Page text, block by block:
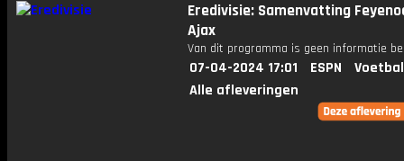
Eredivisie: Samenvatting
Ajax
Van dit programma is geen informatie
07-04-2024 17:01 ESPN
Alle afleveringen